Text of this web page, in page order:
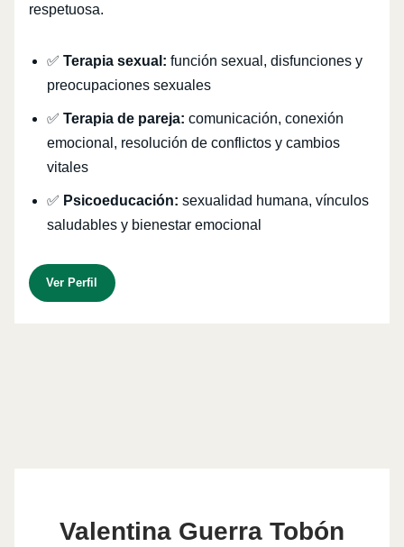
respetuosa.
✅ Terapia sexual: función sexual, disfunciones y
preocupaciones sexuales
✅ Terapia de pareja: comunicación, conexión
emocional, resolución de conflictos y cambios
vitales
✅ Psicoeducación: sexualidad humana, vínculos
saludables y bienestar emocional
Ver Perfil
Valentina Guerra Tobón